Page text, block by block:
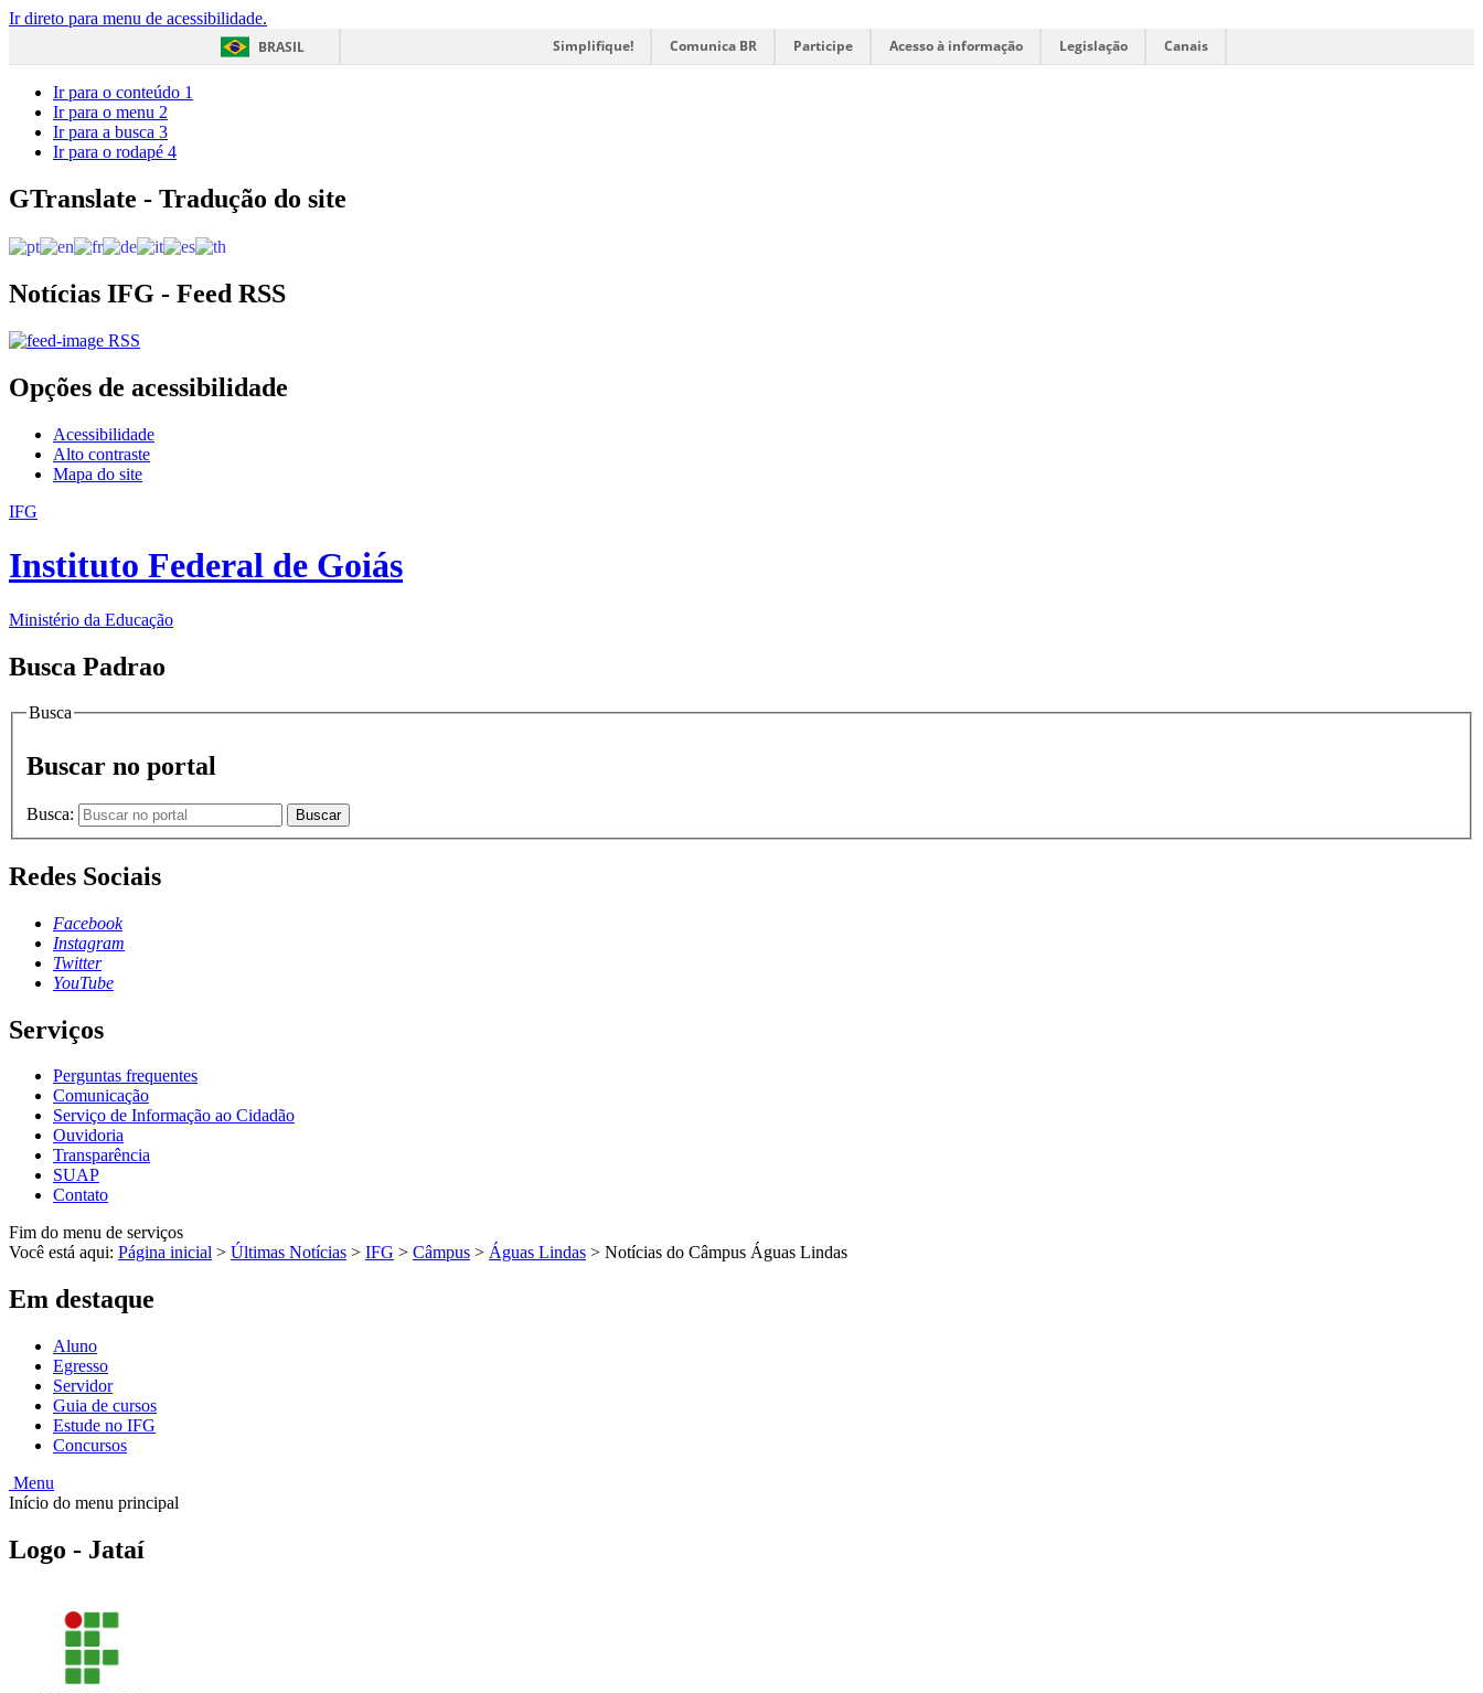
Ir direto para menu de acessibilidade.
BRASIL
Simplifique! Comunica BR Participe Acesso à informação Legislação Canais
Ir para o conteúdo 1
Ir para o menu 2
Ir para a busca 3
Ir para o rodapé 4
GTranslate - Tradução do site
Notícias IFG - Feed RSS
RSS
Opções de acessibilidade
Acessibilidade
Alto contraste
Mapa do site
IFG
Instituto Federal de Goiás
Ministério da Educação
Busca Padrao
Busca
Buscar no portal
Busca: Buscar
Redes Sociais
Facebook
Instagram
Twitter
YouTube
Serviços
Perguntas frequentes
Comunicação
Serviço de Informação ao Cidadão
Ouvidoria
Transparência
SUAP
Contato
Fim do menu de serviços
Você está aqui: Página inicial > Últimas Notícias > IFG > Câmpus > Águas Lindas > Notícias do Câmpus Águas Lindas
Em destaque
Aluno
Egresso
Servidor
Guia de cursos
Estude no IFG
Concursos
Menu
Início do menu principal
Logo - Jataí